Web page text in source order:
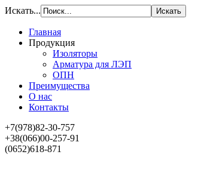
Искать...
Главная
Продукция
Изоляторы
Арматура для ЛЭП
ОПН
Преимущества
О нас
Контакты
+7(978)82-30-757
+38(066)00-257-91
(0652)618-871